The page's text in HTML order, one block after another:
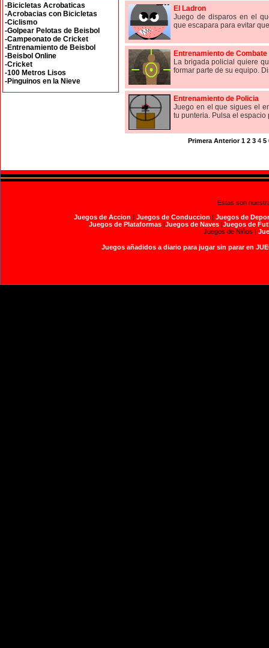
-Bicicletas Acrobaticas
-Acrobacias con Bicicletas
-Ciclismo
-Golpear Pelotas de Beisbol
-Campeonato de Cricket
-Entrenamiento de Beisbol
-Beisbol Online
-Cricket
-100 Metros Lisos
-Pinguinos en la Nieve
El Ladron
Juego de disparos en el
que escapara para evitar
Entrenamiento de Combate
La brigada policial quiere
formar parte de su equipo.
Entrenamiento de Policia
Juego en el que sigues el
tu punteria. Pulsa el espacio
Primera Anterior 1 2 3 4 5
Estas son
Juegos de Accion | Juegos de Conduccion | Juegos de
Juegos de Plataformas|Juegos de Naves|Juegos de
Juegos de Niños |
Juegos añadidos a diario para jugar sin parar en